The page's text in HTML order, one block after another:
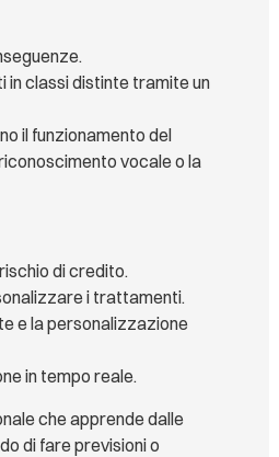
in classi distinte tramite un
il funzionamento del
vocale o la
di credito.
i trattamenti.
e la personalizzazione
in tempo reale.
che apprende dalle
di fare previsioni o